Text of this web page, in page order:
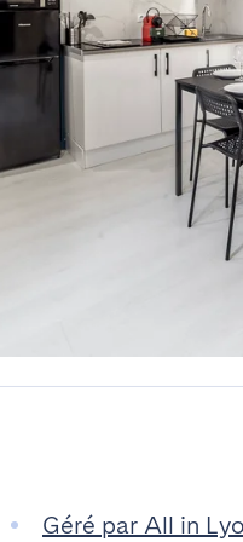
Géré par All in